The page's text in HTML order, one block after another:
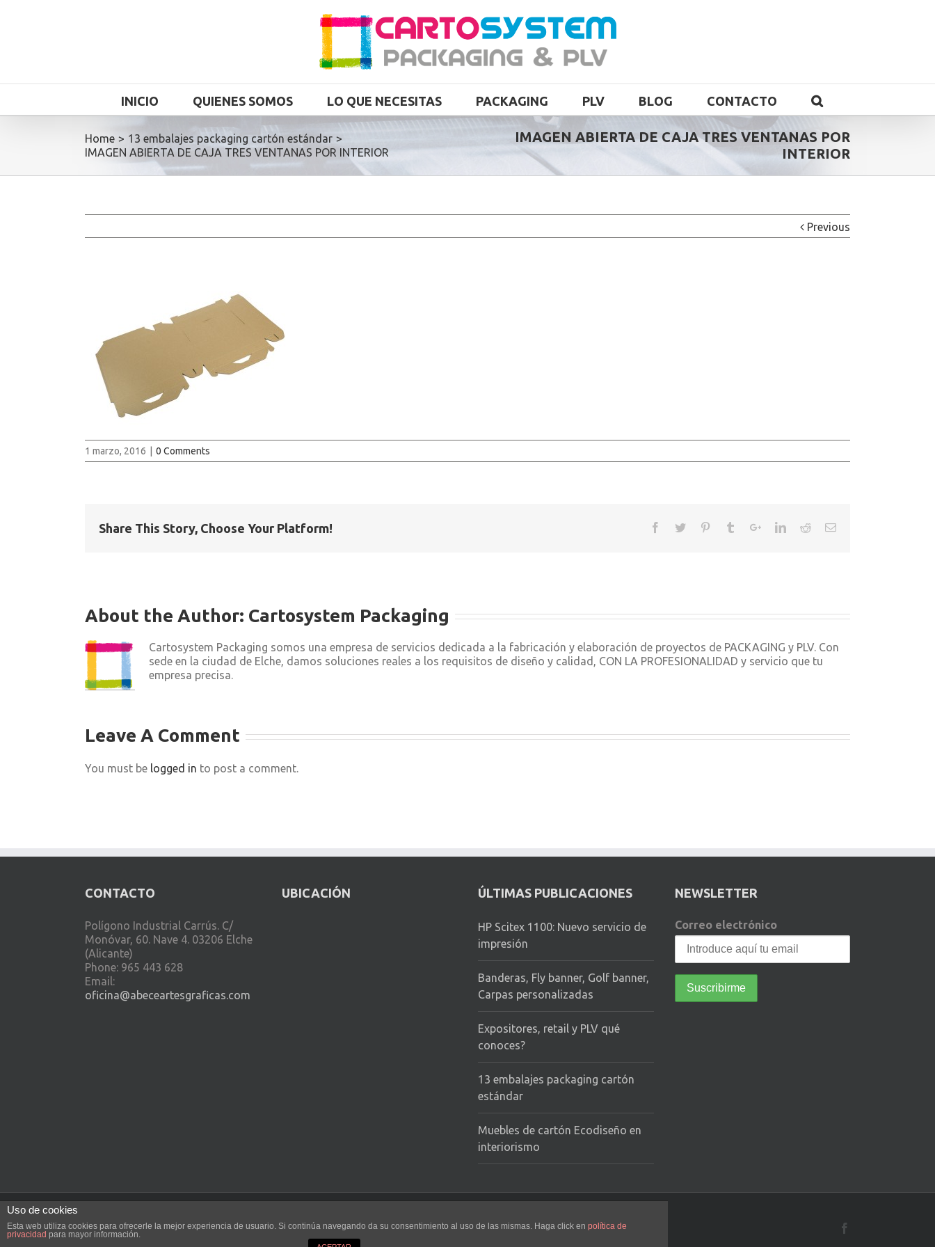
INICIO QUIENES SOMOS LO QUE NECESITAS PACKAGING PLV BLOG CONTACTO
IMAGEN ABIERTA DE CAJA TRES VENTANAS POR
INTERIOR
Home > 13 embalajes packaging cartón estándar >
IMAGEN ABIERTA DE CAJA TRES VENTANAS POR INTERIOR
Previous
1 marzo, 2016 0 Comments
Share This Story, Choose Your Platform!
About the Author: Cartosystem Packaging
Cartosystem Packaging somos una empresa de servicios dedicada a la fabricación y elaboración de proyectos de PACKAGING y PLV. Con
sede en la ciudad de Elche, damos soluciones reales a los requisitos de diseño y calidad, CON LA PROFESIONALIDAD y servicio que tu
empresa precisa.
Leave A Comment
You must be logged in to post a comment.
CONTACTO
Polígono Industrial Carrús. C/
Monóvar, 60. Nave 4. 03206 Elche
(Alicante)
Phone: 965 443 628
Email:
oficina@abeceartesgraficas.com
UBICACIÓN ÚLTIMAS PUBLICACIONES
HP Scitex 1100: Nuevo servicio de
impresión
Banderas, Fly banner, Golf banner,
Carpas personalizadas
Expositores, retail y PLV qué
conoces?
13 embalajes packaging cartón
estándar
Muebles de cartón Ecodiseño en
interiorismo
NEWSLETTER
Correo electrónico
Uso de cookies
Esta web utiliza cookies para ofrecerle la mejor experiencia de usuario. Si continúa navegando da su consentimiento al uso de las mismas. Haga click en política de
privacidad para mayor información.